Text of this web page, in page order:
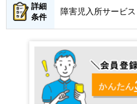
詳細
条件
障害児入所サービス